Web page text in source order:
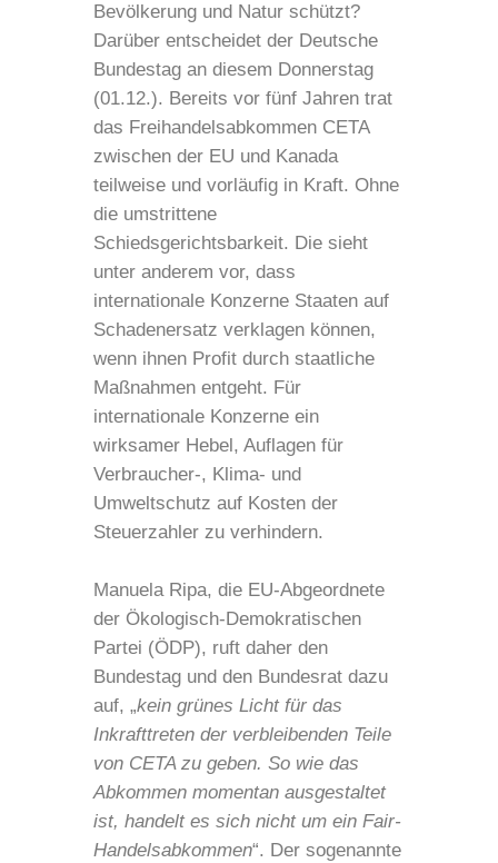
Bevölkerung und Natur schützt?
Darüber entscheidet der Deutsche
Bundestag an diesem Donnerstag
(01.12.). Bereits vor fünf Jahren trat
das Freihandelsabkommen CETA
zwischen der EU und Kanada
teilweise und vorläufig in Kraft. Ohne
die umstrittene
Schiedsgerichtsbarkeit. Die sieht
unter anderem vor, dass
internationale Konzerne Staaten auf
Schadenersatz verklagen können,
wenn ihnen Profit durch staatliche
Maßnahmen entgeht. Für
internationale Konzerne ein
wirksamer Hebel, Auflagen für
Verbraucher-, Klima- und
Umweltschutz auf Kosten der
Steuerzahler zu verhindern.
Manuela Ripa, die EU-Abgeordnete
der Ökologisch-Demokratischen
Partei (ÖDP), ruft daher den
Bundestag und den Bundesrat dazu
auf, „kein grünes Licht für das
Inkrafttreten der verbleibenden Teile
von CETA zu geben. So wie das
Abkommen momentan ausgestaltet
ist, handelt es sich nicht um ein Fair-
Handelsabkommen“. Der sogenannte